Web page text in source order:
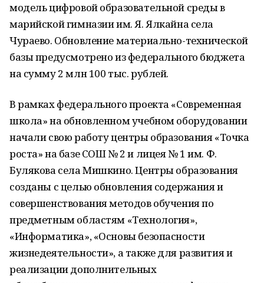
модель цифровой образовательной среды в
марийской гимназии им. Я. Ялкайна села
Чураево. Обновление материально-технической
базы предусмотрено из федерального бюджета
на сумму 2 млн 100 тыс. рублей.
В рамках федерального проекта «Современная
школа» на обновленном учебном оборудовании
начали свою работу центры образования «Точка
роста» на базе СОШ № 2 и лицея № 1 им. Ф.
Булякова села Мишкино. Центры образования
созданы с целью обновления содержания и
совершенствования методов обучения по
предметным областям «Технология»,
«Информатика», «Основы безопасности
жизнедеятельности», а также для развития и
реализации дополнительных